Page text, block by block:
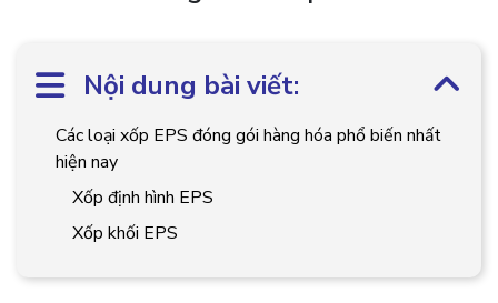
Nội dung bài viết:
Các loại xốp EPS đóng gói hàng hóa phổ biến nhất
hiện nay
Xốp định hình EPS
Xốp khối EPS